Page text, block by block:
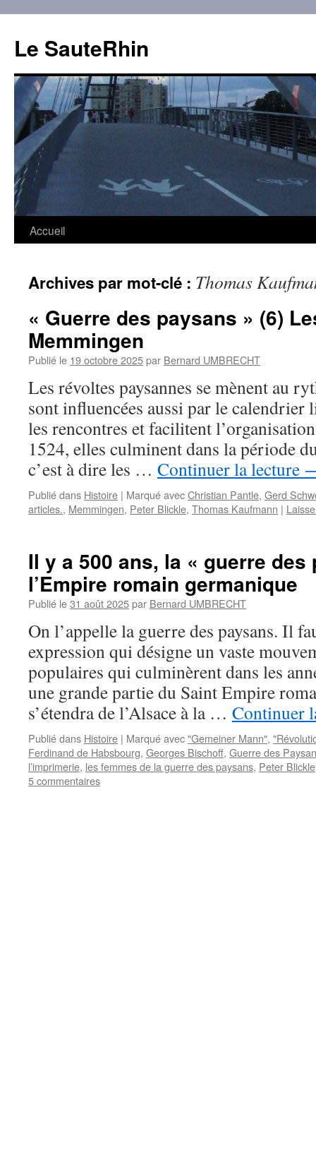
contenu
Le SauteRhin
Accueil
Archives par mot-clé : Thomas
« Guerre des paysans » (6)
Memmingen
Publié le 19 octobre 2025par Bernard UMBRECHT
Les révoltes paysannes se mènent au
sont influencées aussi par le
les rencontres et facilitent
1524, elles culminent dans la période
c’est à dire les … Continuer la lecture
Publié dans Histoire | Marqué avecChristian Pantle, Gerd
articles., Memmingen, Peter Blickle, Thomas Kaufmann |
Il y a 500 ans, la « guerre
l’Empire romain germanique
Publié le31 août 2025par Bernard UMBRECHT
On l’appelle la guerre des paysans. Il
expression qui désigne un vaste
populaires qui culminèrent dans les
une grande partie du Saint Empire
s’étendra de l’Alsace à la … Continuer
Publié dans Histoire | Marqué avec"Gemeiner Mann",
Ferdinand de Habsbourg, Georges Bischoff, Guerre des
l’imprimerie, les femmes de la guerre des paysans, Peter Blickle
5 commentaires